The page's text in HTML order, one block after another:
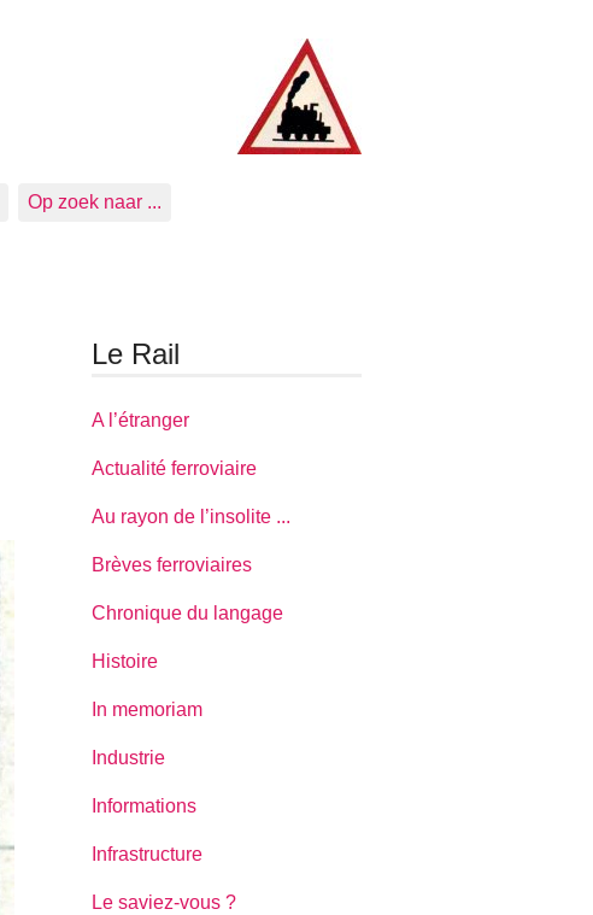
Op zoek naar ...
Le Rail
A l’étranger
Actualité ferroviaire
Au rayon de l’insolite ...
Brèves ferroviaires
Chronique du langage
Histoire
In memoriam
Industrie
Informations
Infrastructure
Le saviez-vous ?